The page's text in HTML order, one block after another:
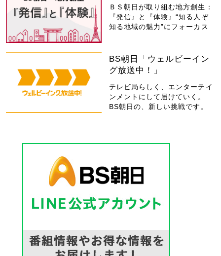
ＢＳ朝日が取り組む地方創生：
『発信』と『体験』“知る人ぞ
知る地域の魅力”にフォーカス
BS朝日「ウェルビーイン
グ放送中！」
テレビ局らしく、エンターテイ
ンメントにして届けていく。
BS朝日の、新しい挑戦です。